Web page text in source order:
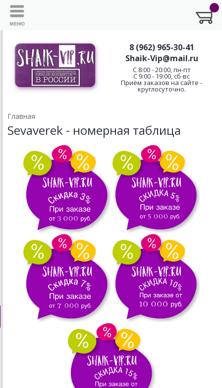
8 (962) 965-30-41
Shaik-Vip@mail.ru
C 8:00 - 20:00, пн-пт
С 9:00 - 19:00, сб-вс
Приём заказов на сайте -
круглосуточно.
Главная
Sevaverek - номерная таблица